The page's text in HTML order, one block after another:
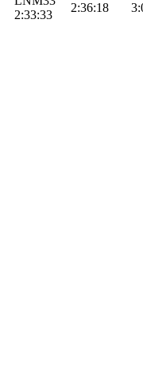
2:33:33
2:36:18